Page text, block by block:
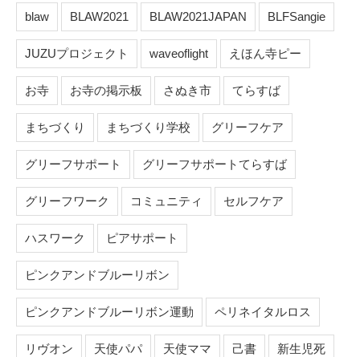
blaw BLAW2021 BLAW2021JAPAN BLFSangie
JUZUプロジェクト waveoflight えほん寺ピー
お寺 お寺の掲示板 さぬき市 てらすば
まちづくり まちづくり学校 グリーフケア
グリーフサポート グリーフサポートてらすば
グリーフワーク コミュニティ セルフケア
ハスワーク ピアサポート
ピンクアンドブルーリボン
ピンクアンドブルーリボン運動 ペリネイタルロス
リヴオン 天使パパ 天使ママ 己書 新生児死